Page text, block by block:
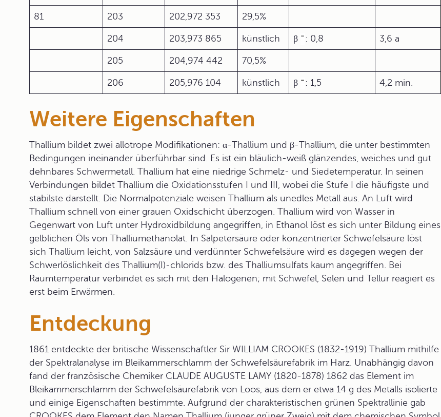
81 203 202,972 353 29,5%
204 203,973 865 künstlich β : 0,8 3,6 a
205 204,974 442 70,5%
206 205,976 104 künstlich β : 1,5 4,2 min.
Weitere Eigenschaften
Thallium bildet zwei allotrope Modifikationen: α-Thallium und β-Thallium, die unter bestimmten
Bedingungen ineinander überführbar sind. Es ist ein bläulich-weiß glänzendes, weiches und gut
dehnbares Schwermetall. Thallium hat eine niedrige Schmelz- und Siedetemperatur. In seinen
Verbindungen bildet Thallium die Oxidationsstufen I und III, wobei die Stufe I die häufigste und
stabilste darstellt. Die Normalpotenziale weisen Thallium als unedles Metall aus. An Luft wird
Thallium schnell von einer grauen Oxidschicht überzogen. Thallium wird von Wasser in
Gegenwart von Luft unter Hydroxidbildung angegriffen, in Ethanol löst es sich unter Bildung eines
gelblichen Öls von Thalliumethanolat. In Salpetersäure oder konzentrierter Schwefelsäure löst
sich Thallium leicht, von Salzsäure und verdünnter Schwefelsäure wird es dagegen wegen der
Schwerlöslichkeit des Thallium(I)-chlorids bzw. des Thalliumsulfats kaum angegriffen. Bei
Raumtemperatur verbindet es sich mit den Halogenen; mit Schwefel, Selen und Tellur reagiert es
erst beim Erwärmen.
Entdeckung
1861 entdeckte der britische Wissenschaftler Sir WILLIAM CROOKES (1832-1919) Thallium mithilfe
der Spektralanalyse im Bleikammerschlamm der Schwefelsäurefabrik im Harz. Unabhängig davon
fand der französische Chemiker CLAUDE AUGUSTE LAMY (1820-1878) 1862 das Element im
Bleikammerschlamm der Schwefelsäurefabrik von Loos, aus dem er etwa 14 g des Metalls isolierte
und einige Eigenschaften bestimmte. Aufgrund der charakteristischen grünen Spektrallinie gab